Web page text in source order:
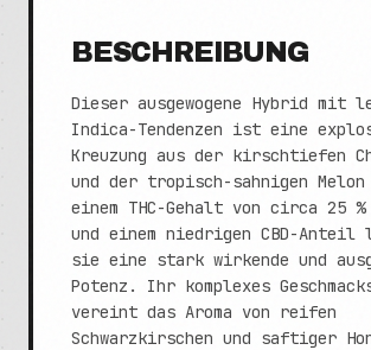
BESCHREIBUNG
Dieser ausgewogene Hybrid mit
Indica-Tendenzen ist eine
Kreuzung aus der kirschtiefen
und der tropisch-sahnigen Melon
einem THC-Gehalt von circa 25
und einem niedrigen CBD-
sie eine stark wirkende und
Potenz. Ihr komplexes
vereint das Aroma von reifen
Schwarzkirschen und saftiger